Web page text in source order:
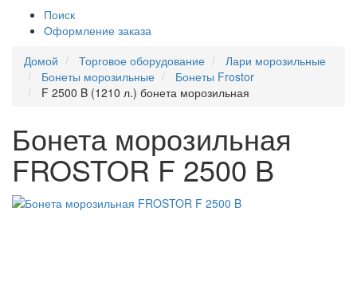
Поиск
Оформление заказа
Домой
Торговое оборудование
Лари морозильные
Бонеты морозильные
Бонеты Frostor
F 2500 B (1210 л.) бонета морозильная
Бонета морозильная
FROSTOR F 2500 B